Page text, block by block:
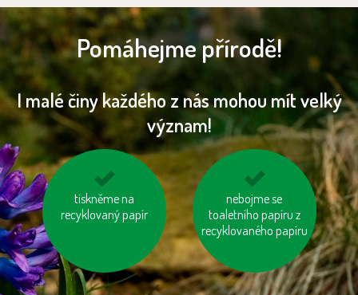
Pomáhejme přírodě!
I malé činy každého z nás mohou mít velký
význam!
tiskněme na
recyklovaný papír
kupujeme dřevěný
nábytek s logem FSC
nebojme se
toaletního papíru z
recyklovaného papíru
nevytvářejme
zbytečný odpad